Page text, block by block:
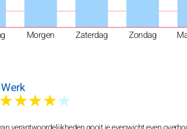
Morgen Zaterdag Zondag
Werk
★★★★★